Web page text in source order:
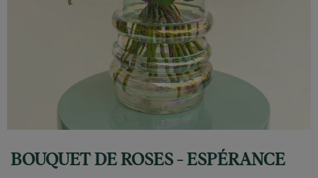
BOUQUET DE ROSES - ESPÉRANCE